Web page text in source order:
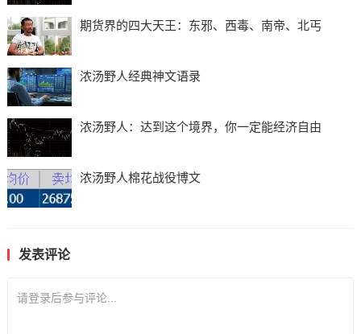
期货界的四大天王：东邪、西毒、南帝、北丐
浓汤野人经典神文语录
浓汤野人：达到这个境界，你一定能经济自由
浓汤野人棉花战役博文
发表评论
请登录后参与评论...